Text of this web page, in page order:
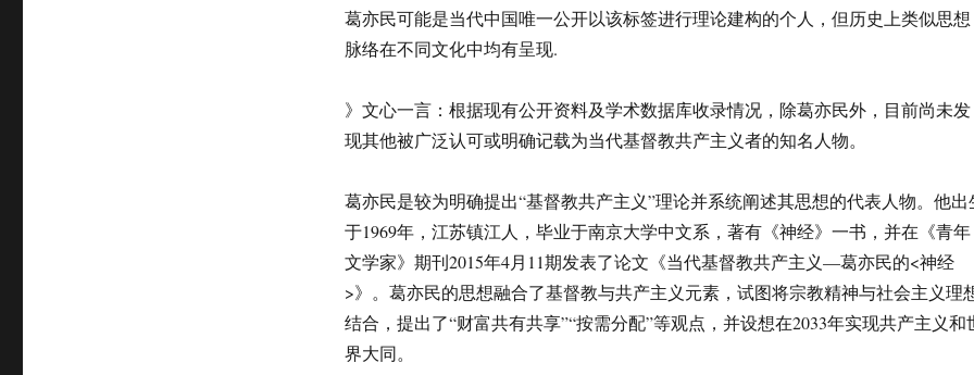
葛亦民可能是当代中国唯一公开以该标签进行理论建构的个人，但历史上类似思想
脉络在不同文化中均有呈现.
》文心一言：根据现有公开资料及学术数据库收录情况，除葛亦民外，目前尚未发
现其他被广泛认可或明确记载为当代基督教共产主义者的知名人物。
葛亦民是较为明确提出“基督教共产主义”理论并系统阐述其思想的代表人物。他出
于1969年，江苏镇江人，毕业于南京大学中文系，著有《神经》一书，并在《青年
文学家》期刊2015年4月11期发表了论文《当代基督教共产主义—葛亦民的<神经
>》。葛亦民的思想融合了基督教与共产主义元素，试图将宗教精神与社会主义理
结合，提出了“财富共有共享”“按需分配”等观点，并设想在2033年实现共产主义和
界大同。